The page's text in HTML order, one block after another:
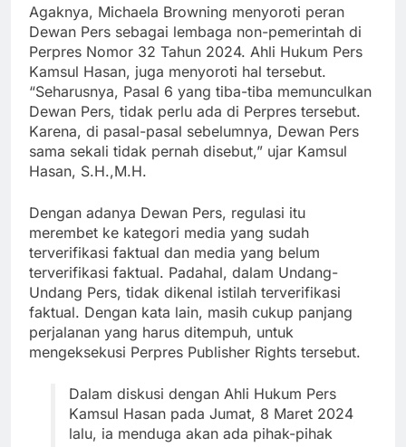
Agaknya, Michaela Browning menyoroti peran
Dewan Pers sebagai lembaga non-pemerintah di
Perpres Nomor 32 Tahun 2024. Ahli Hukum Pers
Kamsul Hasan, juga menyoroti hal tersebut.
“Seharusnya, Pasal 6 yang tiba-tiba memunculkan
Dewan Pers, tidak perlu ada di Perpres tersebut.
Karena, di pasal-pasal sebelumnya, Dewan Pers
sama sekali tidak pernah disebut,” ujar Kamsul
Hasan, S.H.,M.H.
Dengan adanya Dewan Pers, regulasi itu
merembet ke kategori media yang sudah
terverifikasi faktual dan media yang belum
terverifikasi faktual. Padahal, dalam Undang-
Undang Pers, tidak dikenal istilah terverifikasi
faktual. Dengan kata lain, masih cukup panjang
perjalanan yang harus ditempuh, untuk
mengeksekusi Perpres Publisher Rights tersebut.
Dalam diskusi dengan Ahli Hukum Pers
Kamsul Hasan pada Jumat, 8 Maret 2024
lalu, ia menduga akan ada pihak-pihak